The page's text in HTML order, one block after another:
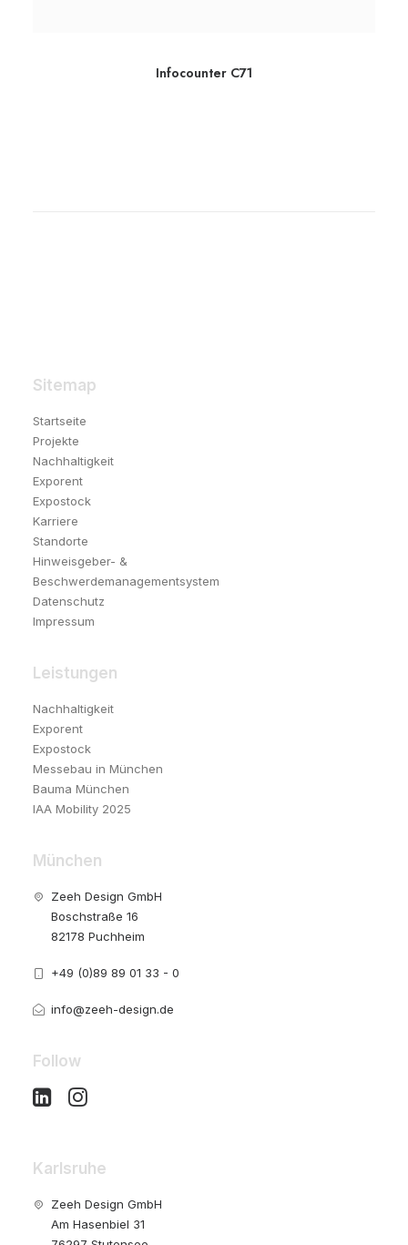
Infocounter C71
Sitemap
Startseite
Projekte
Nachhaltigkeit
Exporent
Expostock
Karriere
Standorte
Hinweisgeber- &
Beschwerdemanagementsystem
Datenschutz
Impressum
Leistungen
Nachhaltigkeit
Exporent
Expostock
Messebau in München
Bauma München
IAA Mobility 2025
München
Zeeh Design GmbH
Boschstraße 16
82178 Puchheim
+49 (0)89 89 01 33 - 0
info@zeeh-design.de
Follow
Karlsruhe
Zeeh Design GmbH
Am Hasenbiel 31